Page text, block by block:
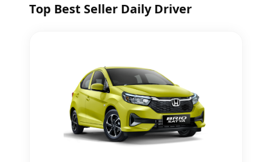
Top Best Seller Daily Driver